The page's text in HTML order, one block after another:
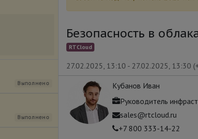
Выполнено
Выполнено
Безопасность в
RTCloud
27.02.2025, 13:10 - 27.02.2025, 13:30 (
Кубанов Иван
Руководитель
sales@rtcloud.ru
+7 800 333-14-22